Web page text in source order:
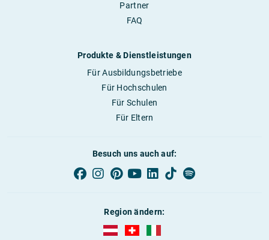
Partner
FAQ
Produkte & Dienstleistungen
Für Ausbildungsbetriebe
Für Hochschulen
Für Schulen
Für Eltern
Besuch uns auch auf:
Region ändern:
AUBI-plus Österreich (deutsch)